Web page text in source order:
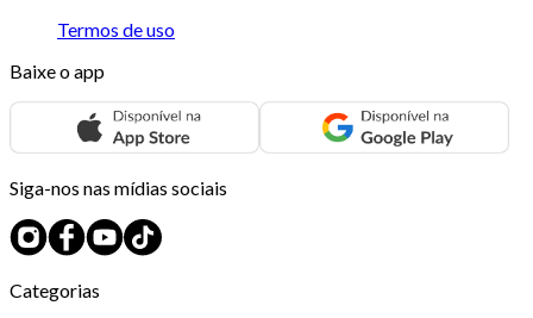
Termos de uso
Baixe o app
Siga-nos nas mídias sociais
Categorias